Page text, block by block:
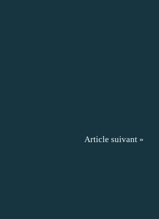
Article suivant »